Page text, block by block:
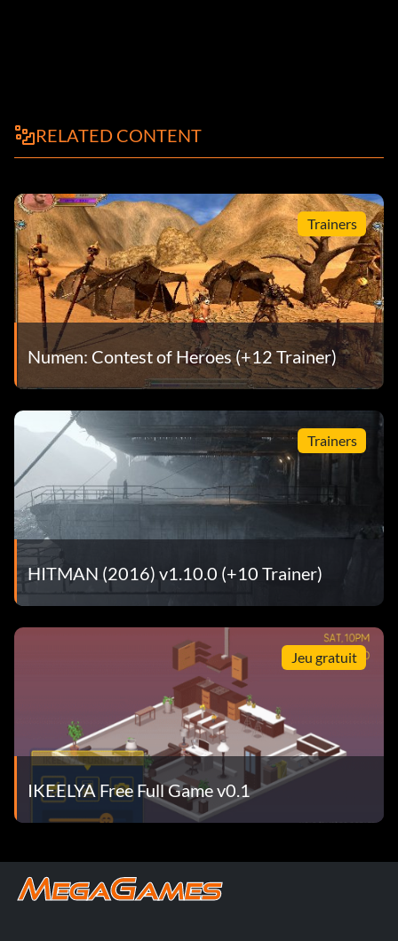
RELATED CONTENT
Trainers
Numen: Contest of Heroes (+12 Trainer)
Trainers
HITMAN (2016) v1.10.0 (+10 Trainer)
Jeu gratuit
IKEELYA Free Full Game v0.1